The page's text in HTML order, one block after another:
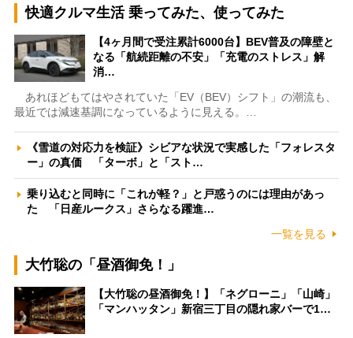
快適クルマ生活 乗ってみた、使ってみた
【4ヶ月間で受注累計6000台】BEV普及の障壁と
なる「航続距離の不安」「充電のストレス」解
消…
あれほどもてはやされていた「EV（BEV）シフト」の潮流も、
最近では減速基調になっているように見える。…
《雪道の対応力を検証》シビアな状況で実感した「フォレスタ
ー」の真価 「ターボ」と「スト…
乗り込むと同時に「これが軽？」と戸惑うのには理由があっ
た 「日産ルークス」さらなる躍進…
一覧を見る
大竹聡の「昼酒御免！」
【大竹聡の昼酒御免！】「ネグローニ」「山崎」
「マンハッタン」新宿三丁目の隠れ家バーで1…